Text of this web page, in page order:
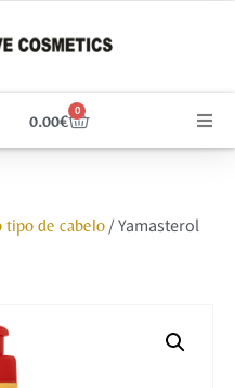
0.00€
0
tipo de cabelo/ Yamasterol